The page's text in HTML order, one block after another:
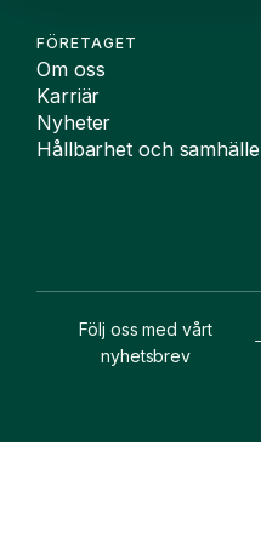
FÖRETAGET
Om oss
Karriär
Nyheter
Hållbarhet och samhälle
Följ oss med vårt
nyhetsbrev